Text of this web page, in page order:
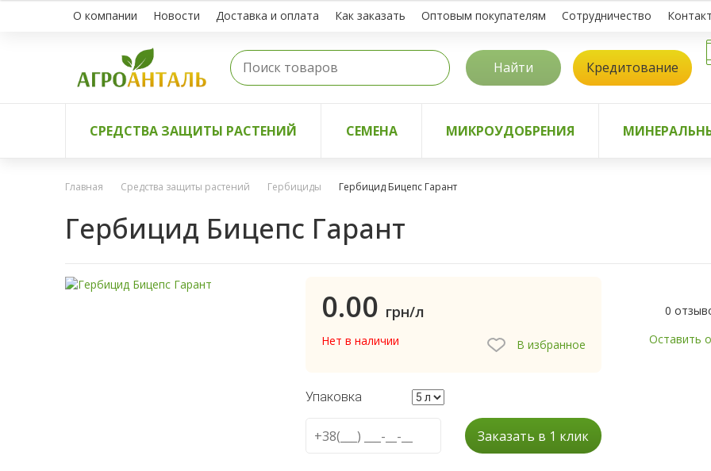
О компании Новости Доставка и оплата Как заказать Оптовым покупателям Сотрудничество
Найти Кредитование
СРЕДСТВА ЗАЩИТЫ РАСТЕНИЙ СЕМЕНА МИКРОУДОБРЕНИЯ
Главная Средства защиты растений Гербициды Гербицид Бицепс Гарант
Гербицид Бицепс Гарант
0.00 грн/л
Нет в наличии В избранное
Упаковка
0
Оставить
Заказать в 1 клик